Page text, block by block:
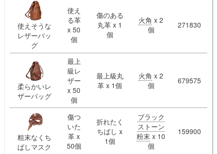
使えそうな
レザーバッ
グ
使え
る革
x 50
個
傷のある
丸革 x 1
個
火角 x 2
個
271830
柔らかいレ
ザーバッグ
最上
級レ
ザー
x 50
個
最上級丸
革 x 1個
火角 x 2
個
679575
粗末なくち
ばしマスク
傷つ
いた
革 x
50個
折れたく
ちばし x
1個
ブラック
ストーン
粉末 x 10
個
159900